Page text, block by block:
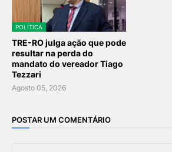
POLÍTICA
TRE-RO julga ação que pode
resultar na perda do
mandato do vereador Tiago
Tezzari
Agosto 05, 2026
POSTAR UM COMENTÁRIO